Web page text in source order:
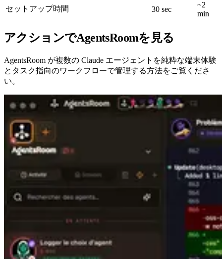
セットアップ時間
30 sec
~2
min
アクションでAgentsRoomを見る
AgentsRoom が複数の Claude エージェントを純粋な端末体験
とタスク指向のワークフローで管理する方法をご覧くださ
い。